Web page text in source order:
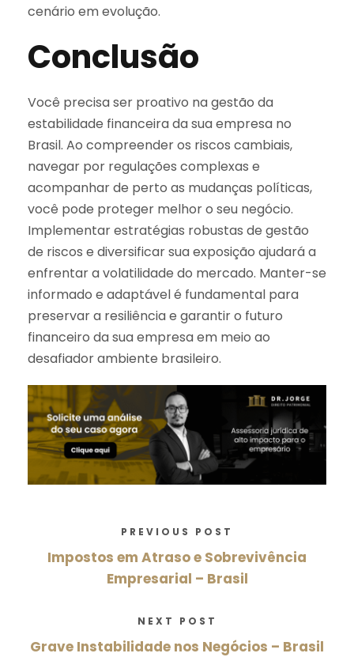
cenário em evolução.
Conclusão
Você precisa ser proativo na gestão da
estabilidade financeira da sua empresa no
Brasil. Ao compreender os riscos cambiais,
navegar por regulações complexas e
acompanhar de perto as mudanças políticas,
você pode proteger melhor o seu negócio.
Implementar estratégias robustas de gestão
de riscos e diversificar sua exposição ajudará a
enfrentar a volatilidade do mercado. Manter-se
informado e adaptável é fundamental para
preservar a resiliência e garantir o futuro
financeiro da sua empresa em meio ao
desafiador ambiente brasileiro.
PREVIOUS POST
Impostos em Atraso e Sobrevivência
Empresarial – Brasil
NEXT POST
Grave Instabilidade nos Negócios – Brasil